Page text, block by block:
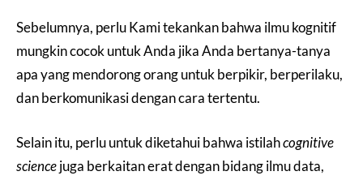
Sebelumnya, perlu Kami tekankan bahwa ilmu kognitif
mungkin cocok untuk Anda jika Anda bertanya-tanya
apa yang mendorong orang untuk berpikir, berperilaku,
dan berkomunikasi dengan cara tertentu.
Selain itu, perlu untuk diketahui bahwa istilahcognitive
sciencejuga berkaitan erat dengan bidang ilmu data,